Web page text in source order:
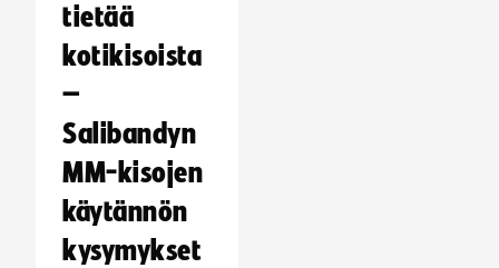
tietää
kotikisoista
–
Salibandyn
MM-kisojen
käytännön
kysymykset